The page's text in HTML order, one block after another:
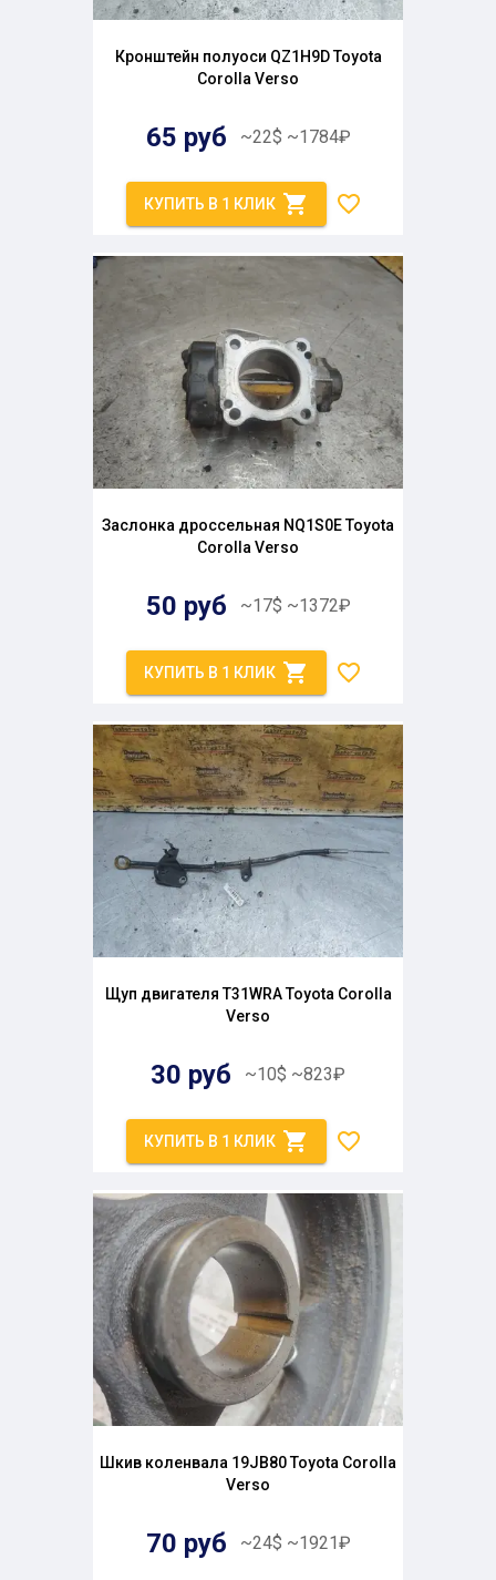
Кронштейн полуоси QZ1H9D Toyota
Corolla Verso
65 руб ~22$ ~1784₽
КУПИТЬ В 1 КЛИК
Заслонка дроссельная NQ1S0E Toyota
Corolla Verso
50 руб ~17$ ~1372₽
КУПИТЬ В 1 КЛИК
Щуп двигателя T31WRA Toyota Corolla
Verso
30 руб ~10$ ~823₽
КУПИТЬ В 1 КЛИК
Шкив коленвала 19JB80 Toyota Corolla
Verso
70 руб ~24$ ~1921₽